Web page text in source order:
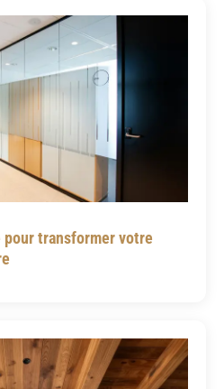
pour transformer votre